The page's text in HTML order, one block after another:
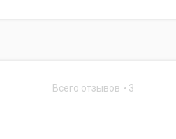
Всего отзывов 3